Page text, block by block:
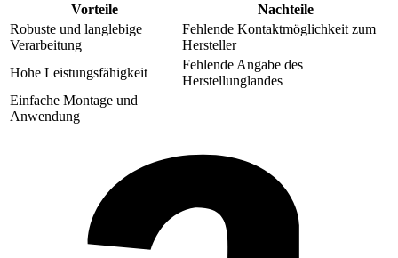
Vorteile
Nachteile
Robuste und langlebige
Verarbeitung
Fehlende Kontaktmöglichkeit zum
Hersteller
Hohe Leistungsfähigkeit
Fehlende Angabe des
Herstellunglandes
Einfache Montage und
Anwendung